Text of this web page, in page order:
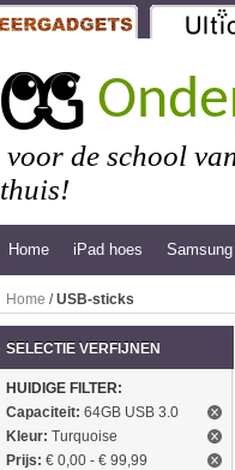
voor de school
thuis!
Home iPad hoes
Home /USB-sticks
SELECTIE VERFIJNEN
HUIDIGE FILTER:
Capaciteit: 64GB USB 3.0
Kleur: Turquoise
Prijs: € 0,00 - € 99,99